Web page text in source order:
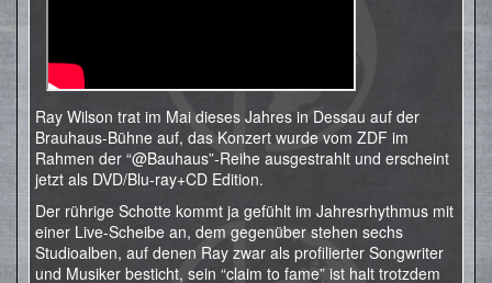
Ray Wilson trat im Mai dieses Jahres in Dessau auf der
Brauhaus-Bühne auf, das Konzert wurde vom ZDF im
Rahmen der “@Bauhaus”-Reihe ausgestrahlt und erscheint
jetzt als DVD/Blu-ray+CD Edition.
Der rührige Schotte kommt ja gefühlt im Jahresrhythmus mit
einer Live-Scheibe an, dem gegenüber stehen sechs
Studioalben, auf denen Ray zwar als profilierter Songwriter
und Musiker besticht, sein “claim to fame” ist halt trotzdem